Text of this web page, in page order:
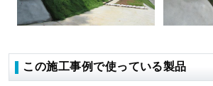
この施工事例で使っている製品